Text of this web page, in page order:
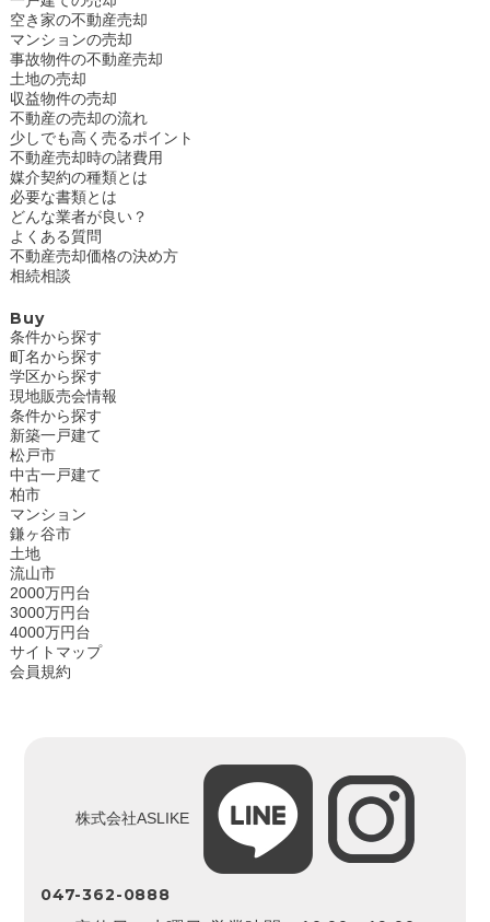
空き家の不動産売却
マンションの売却
事故物件の不動産売却
土地の売却
収益物件の売却
不動産の売却の流れ
少しでも高く売るポイント
不動産売却時の諸費用
媒介契約の種類とは
必要な書類とは
どんな業者が良い？
よくある質問
不動産売却価格の決め方
相続相談
Buy
条件から探す
町名から探す
学区から探す
現地販売会情報
条件から探す
新築一戸建て
松戸市
中古一戸建て
柏市
マンション
鎌ヶ谷市
土地
流山市
2000万円台
3000万円台
4000万円台
サイトマップ
会員規約
株式会社ASLIKE
047-362-0888